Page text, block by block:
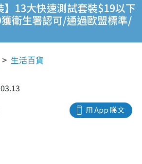
】13大快速測試套裝$19以下
衛生署認可/通過歐盟標準/
生活百貨
用 App 睇文